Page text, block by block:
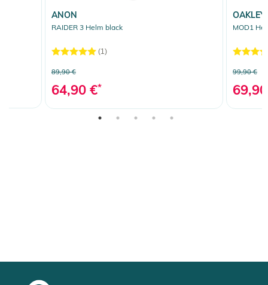
ANON
RAIDER 3 Helm black
(1)
89,90 €
64,90 €*
OAKLEY
MOD1
99,90 €